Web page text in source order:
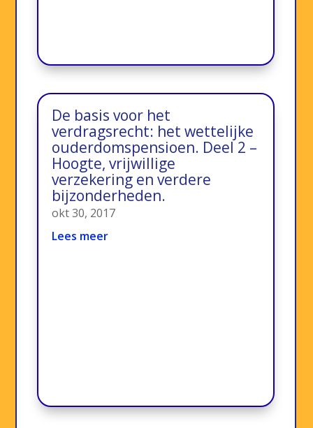
De basis voor het
verdragsrecht: het wettelijke
ouderdomspensioen. Deel 2 –
Hoogte, vrijwillige
verzekering en verdere
bijzonderheden.
okt 30, 2017
Lees meer